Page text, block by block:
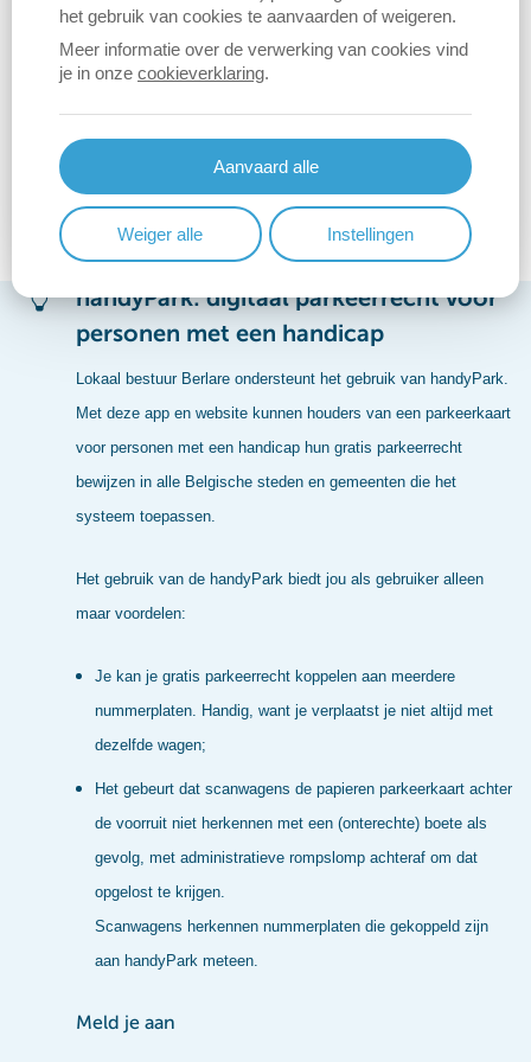
Lokaal bestuur Berlare verwerkt je gegevens conform de
privacywetgeving en neemt daarbij je rechten strikt in
acht. Voor meer informatie en vragen hieromtrent:
ees onze privacyverklaring, contacteer ons
privacy@berlare.be of Dorp 22.
handyPark: digitaal parkeerrecht voor
personen met een handicap
Lokaal bestuur Berlare ondersteunt het gebruik van handyPark.
Met deze app en website kunnen houders van een parkeerkaart
voor personen met een handicap hun gratis parkeerrecht
bewijzen in alle Belgische steden en gemeenten die het
systeem toepassen.
Het gebruik van de handyPark biedt jou als gebruiker alleen
maar voordelen:
Je kan je gratis parkeerrecht koppelen aan meerdere
nummerplaten. Handig, want je verplaatst je niet altijd met
dezelfde wagen;
Het gebeurt dat scanwagens de papieren parkeerkaart achter
de voorruit niet herkennen met een (onterechte) boete als
gevolg, met administratieve rompslomp achteraf om dat
opgelost te krijgen.
Scanwagens herkennen nummerplaten die gekoppeld zijn
aan handyPark meteen.
Meld je aan
het gebruik van cookies te aanvaarden of weigeren.
Meer informatie over de verwerking van cookies vind
je in onze cookieverklaring.
Aanvaard alle
Weiger alle Instellingen